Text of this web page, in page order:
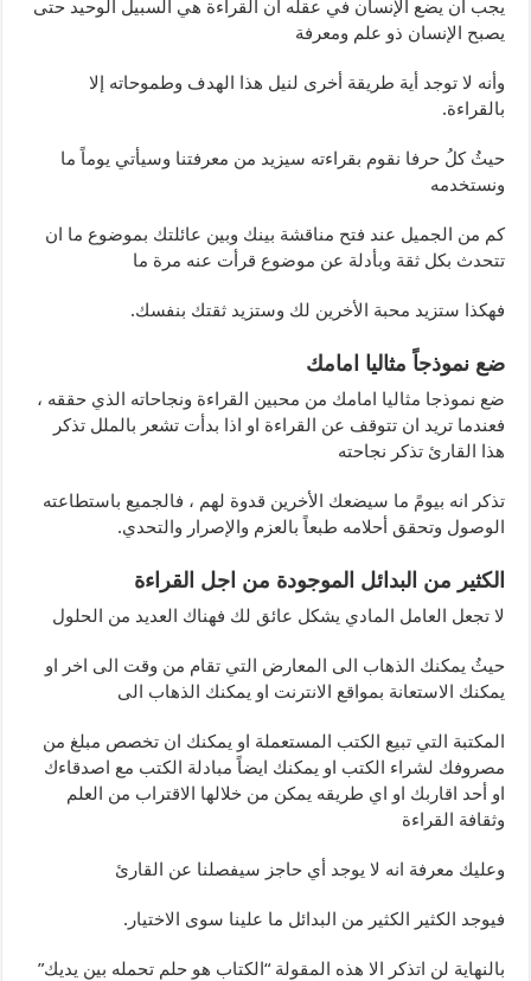
يجب أن يضع الإنسان في عقله أن القراءة هي السبيل الوحيد حتى
يصبح الإنسان ذو علم ومعرفة
وأنه لا توجد أية طريقة أخرى لنيل هذا الهدف وطموحاته إلا
بالقراءة.
حيثُ كلُ حرفا نقوم بقراءته سيزيد من معرفتنا وسيأتي يوماً ما
ونستخدمه
كم من الجميل عند فتح مناقشة بينك وبين عائلتك بموضوع ما ان
تتحدث بكل ثقة وبأدلة عن موضوع قرأت عنه مرة ما
فهكذا ستزيد محبة الأخرين لك وستزيد ثقتك بنفسك.
ضع نموذجاً مثاليا امامك
ضع نموذجا مثاليا امامك من محبين القراءة ونجاحاته الذي حققه ،
فعندما تريد ان تتوقف عن القراءة او اذا بدأت تشعر بالملل تذكر
هذا القارئ تذكر نجاحته
تذكر انه بيومً ما سيضعك الأخرين قدوة لهم ، فالجميع باستطاعته
الوصول وتحقق أحلامه طبعاً بالعزم والإصرار والتحدي.
الكثير من البدائل الموجودة من اجل القراءة
لا تجعل العامل المادي يشكل عائق لك فهناك العديد من الحلول
حيثُ يمكنك الذهاب الى المعارض التي تقام من وقت الى اخر او
يمكنك الاستعانة بمواقع الانترنت او يمكنك الذهاب الى
المكتبة التي تبيع الكتب المستعملة او يمكنك ان تخصص مبلغ من
مصروفك لشراء الكتب او يمكنك ايضاً مبادلة الكتب مع اصدقاءك
او أحد اقاربك او اي طريقه يمكن من خلالها الاقتراب من العلم
وثقافة القراءة
وعليك معرفة انه لا يوجد أي حاجز سيفصلنا عن القارئ
فيوجد الكثير الكثير من البدائل ما علينا سوى الاختيار.
بالنهاية لن اتذكر الا هذه المقولة “الكتاب هو حلم تحمله بين يديك”